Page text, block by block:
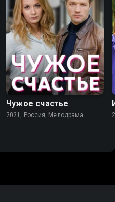
7.2
Чужое счастье
2021, Россия, Мелодрама